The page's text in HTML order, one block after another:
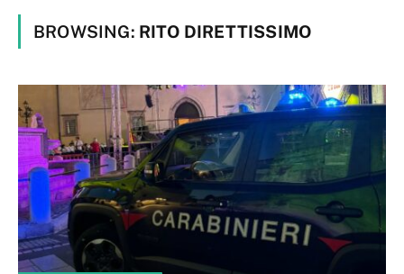
BROWSING: RITO DIRETTISSIMO